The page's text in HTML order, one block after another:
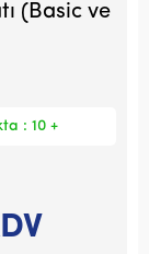
(Basic ve
: 10 +